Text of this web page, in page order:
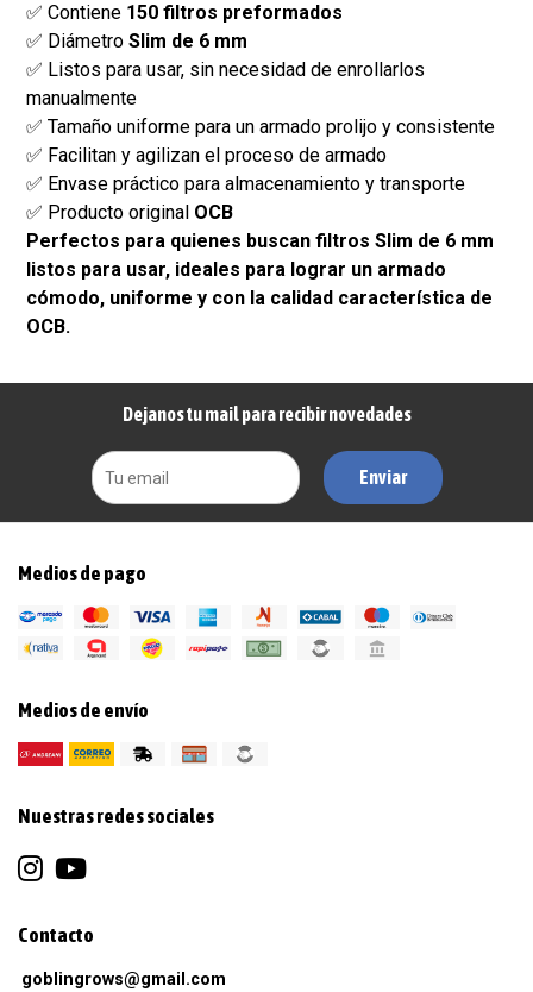
✅ Contiene 150 filtros preformados
✅ DiámetroSlim de 6 mm
✅ Listos para usar, sin necesidad de enrollarlos
manualmente
✅ Tamaño uniforme para un armado prolijo y consistente
✅ Facilitan y agilizan el proceso de armado
✅ Envase práctico para almacenamiento y transporte
✅ Producto original OCB
Perfectos para quienes buscan filtros Slim de 6 mm
listos para usar, ideales para lograr un armado
cómodo, uniforme y con la calidad característica de
OCB.
Dejanos tu mail para recibir novedades
Enviar
Medios de pago
Medios de envío
Nuestras redes sociales
Contacto
goblingrows@gmail.com